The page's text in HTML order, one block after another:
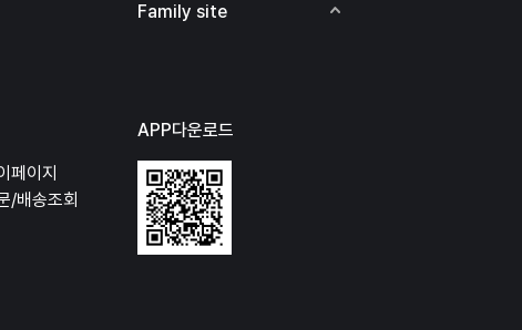
상품 오프라인에서 반품이 가능한가요?
Family site
페이지
/배송조회
APP다운로드